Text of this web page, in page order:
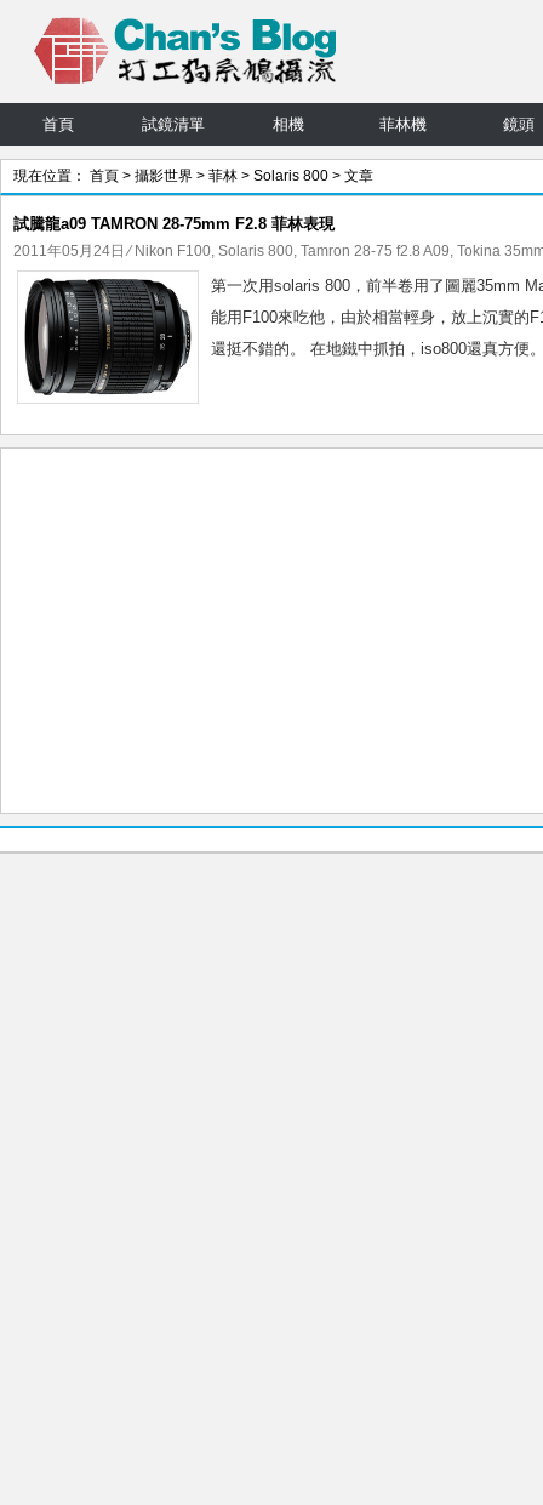
首頁 試鏡清單 相機 菲林機 鏡頭
現在位置： 首頁 > 攝影世界 > 菲林 > Solaris 800 > 文章
試騰龍a09 TAMRON 28-75mm F2.8 菲林表現
2011年05月24日 ⁄ Nikon F100, Solaris 800, Tamron 28-75 f2.8 A09, Tokina
第一次用solaris 800，前半卷用了圖麗35mm
能用F100來吃他，由於相當輕身，放上沉實的
還挺不錯的。 在地鐵中抓拍，iso800還真方便